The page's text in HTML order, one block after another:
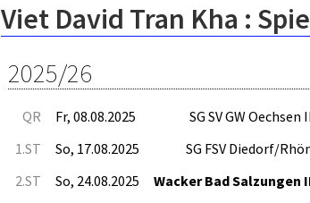
Viet David Tran Kha :
2025/26
QR Fr, 08.08.2025 SG SV GW Oechsen
1.ST So, 17.08.2025 SG FSV Diedorf/
2.ST So, 24.08.2025 Wacker Bad Salzungen